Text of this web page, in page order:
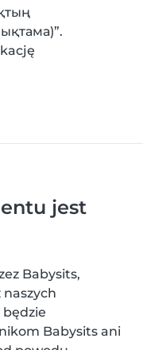
jest
Babysits,
Babysits ani